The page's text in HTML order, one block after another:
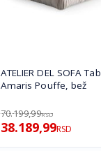
ATELIER DEL SOFA
Amaris Pouffe, bež
70.199,99RSD
38.189,99RSD